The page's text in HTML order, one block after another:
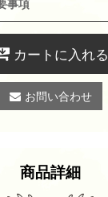
事項
カートに入れる
お問い合わせ
商品詳細